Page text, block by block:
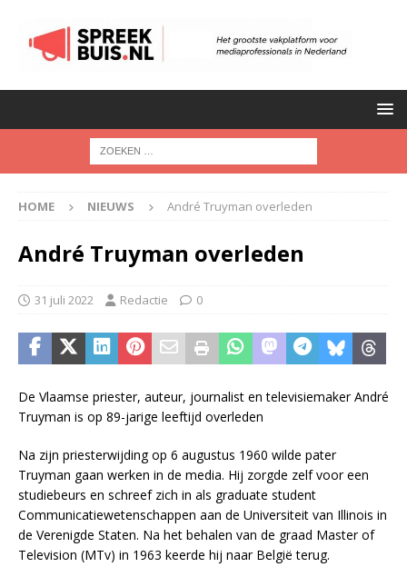
HOME NIEUWS André Truyman overleden
André Truyman overleden
31 juli 2022 Redactie 0
De Vlaamse priester, auteur, journalist en televisiemaker André
Truyman is op 89-jarige leeftijd overleden
Na zijn priesterwijding op 6 augustus 1960 wilde pater
Truyman gaan werken in de media. Hij zorgde zelf voor een
studiebeurs en schreef zich in als graduate student
Communicatiewetenschappen aan de Universiteit van Illinois in
de Verenigde Staten. Na het behalen van de graad Master of
Television (MTv) in 1963 keerde hij naar België terug.